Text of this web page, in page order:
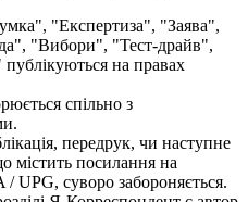
"Експертиза", "Заява",
"Вибори", "Тест-драйв",
на правах
спільно з
передрук, чи наступне
містить посилання на
/ UPG, суворо забороняється.